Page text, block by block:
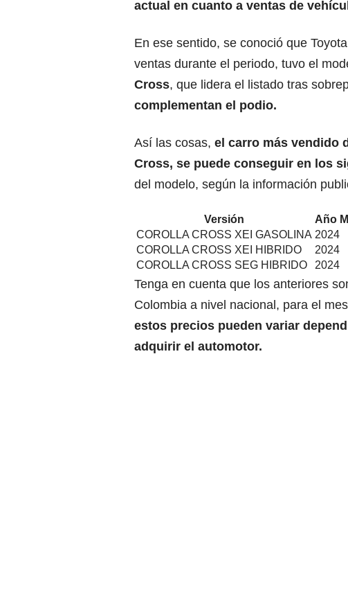
actual en cuanto a ventas de
En ese sentido, se conoció que
ventas durante el periodo, tuvo el
Cross, que lidera el listado tras
complementan el podio.
Así las cosas, el carro más vendido
Cross, se puede conseguir en los
del modelo, según la información
Versión Año
COROLLA CROSS XEI GASOLINA 2024
COROLLA CROSS XEI HIBRIDO
2024
COROLLA CROSS SEG HIBRIDO
2024
Tenga en cuenta que los anteriores
Colombia a nivel nacional, para el
estos precios pueden variar
adquirir el automotor.